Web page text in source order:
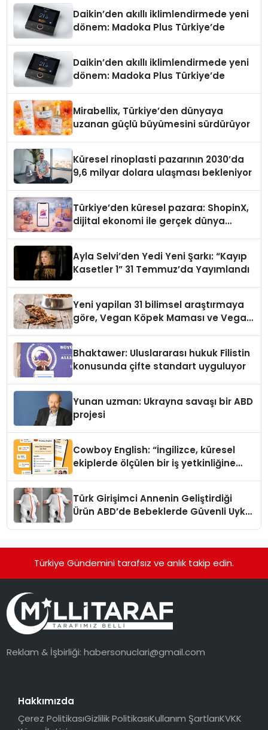
Daikin’den akıllı iklimlendirmede yeni
dönem: Madoka Plus Türkiye’de
Daikin’den akıllı iklimlendirmede yeni
dönem: Madoka Plus Türkiye’de
Mirabellix, Türkiye’den dünyaya
uzanan güçlü büyümesini sürdürüyor
Küresel rinoplasti pazarının 2030’da
9,6 milyar dolara ulaşması bekleniyor
Türkiye’den küresel pazara: ShopinX,
dijital ekonomi ile gerçek dünya
Ayla Selvi’den Yedi Yeni Şarkı: “Kayıp
Kasetler 1” 31 Temmuz’da Yayımlandı
Yeni yapilan 31 bilimsel araştırmaya
göre, Vegan Köpek Maması ve Vegan
Bhaktawer: Uluslararası hukuk Filistin
konusunda çifte standart uyguluyor
Yunan uzman: Ukrayna savaşı bir ABD
projesi
Cowboy English: “İngilizce, küresel
ekiplerde ölçülen bir iş yetkinliğine
Türk Girişimci Annenin Geliştirdiği
Ürün ABD’de Bebeklerde Güvenli Uyku
Türkiye Gündemini tarafsız ve anlık takip edin.
Reklam & İşbirliği:habersonuclari@gmail.com
Hakkımızda
Çerez PolitikasıGizlilik PolitikasıKullanım ŞartlarıKVKK